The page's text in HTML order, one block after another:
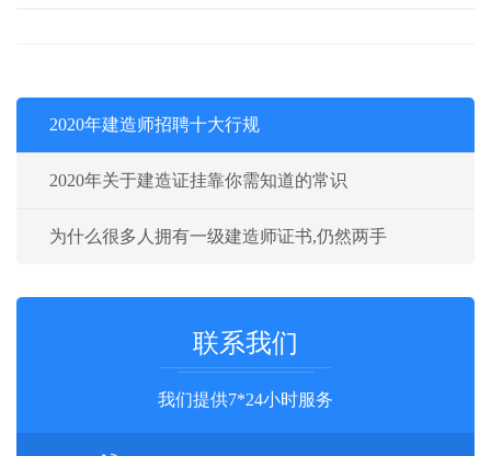
2020年建造师招聘十大行规
2020年关于建造证挂靠你需知道的常识
为什么很多人拥有一级建造师证书,仍然两手
联系我们
我们提供7*24小时服务